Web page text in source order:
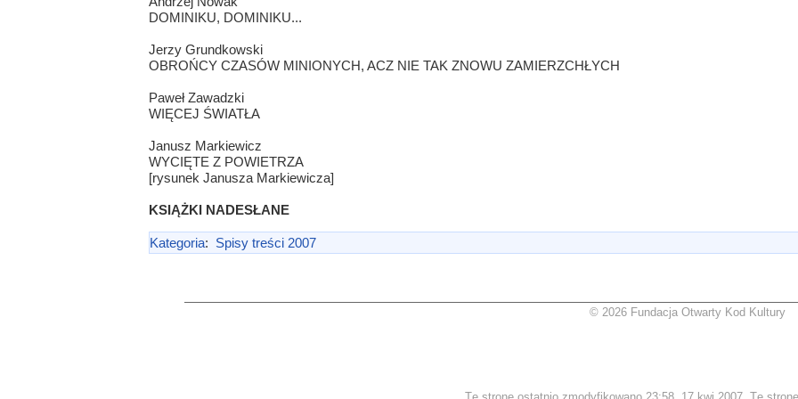
DOMINIKU, DOMINIKU...
Jerzy Grundkowski
OBROŃCY CZASÓW MINIONYCH, ACZ NIE TAK ZNOWU ZAMIERZCHŁYCH
Paweł Zawadzki
WIĘCEJ ŚWIATŁA
Janusz Markiewicz
WYCIĘTE Z POWIETRZA
[rysunek Janusza Markiewicza]
KSIĄŻKI NADESŁANE
Kategoria: Spisy treści 2007
© 2026 Fundacja Otwarty Kod Kultury